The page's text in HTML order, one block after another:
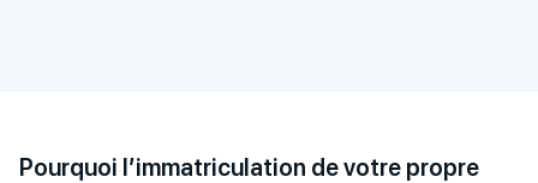
Pourquoi l’immatriculation de votre propre